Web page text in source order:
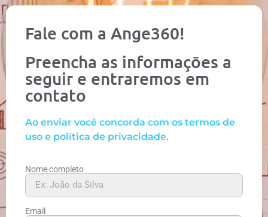
Fale com a Ange360!
Preencha as informações a
seguir e entraremos em
contato
Ao enviar você concorda com os termos de
uso e política de privacidade.
Nome completo
Email